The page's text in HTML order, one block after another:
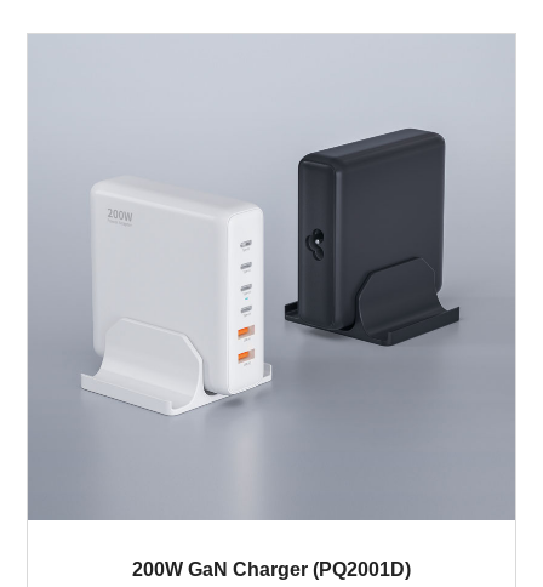
200W GaN Charger (PQ2001D)